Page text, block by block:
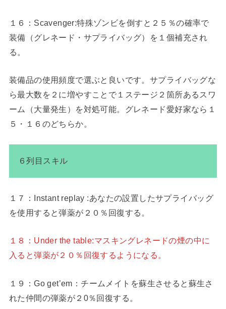
１６：Scavenger:特殊ゾンビを倒すと２５％の確率で
装備（グレネード・サプライバッグ）を１個補充され
る。
装備品の使用頻度で選ぶと良いです。サプライバッグな
ら最大数を２に増やすことで１ステージ２箇所あるスワ
ーム（大量発生）を対処可能。グレネード愛好家なら１
５・１６のどちらか。
６列目スキル
１７：Instant replay :あなたの設置したサプライバッグ
を使用すると弾薬が２０％回復する。
１８：Under the table:マスキングレネードの煙の中に
入ると弾薬が２０％回復するようになる。
１９：Go get’em：チームメイトを蘇生させると蘇生さ
れた仲間の弾薬が２0％回復する。